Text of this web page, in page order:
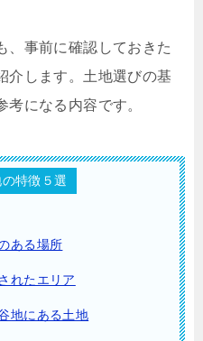
、事前に確認しておきた
介します。土地選びの基
になる内容です。
特徴５選
ある場所
れたエリア
地にある土地